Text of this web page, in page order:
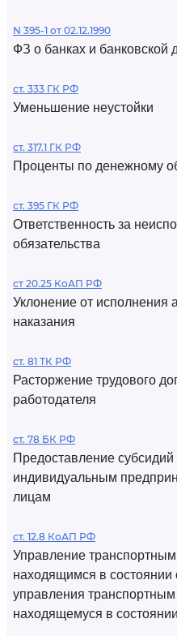
N 395-1 от 02.12.1990
ФЗ о банках и банковской
ст. 333 ГК РФ
Уменьшение неустойки
ст. 317.1 ГК РФ
Проценты по денежному
ст. 395 ГК РФ
Ответственность за
обязательства
ст 20.25 КоАП РФ
Уклонение от исполнения
наказания
ст. 81 ТК РФ
Расторжение трудового
работодателя
ст. 78 БК РФ
Предоставление
индивидуальным
лицам
ст. 12.8 КоАП РФ
Управление
находящимся в состоянии
управления транспортным
находящемуся в